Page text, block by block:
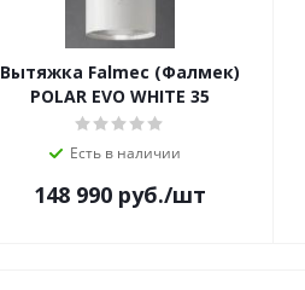
Вытяжка Falmec (Фалмек)
POLAR EVO WHITE 35
Есть в наличии
148 990 руб./шт